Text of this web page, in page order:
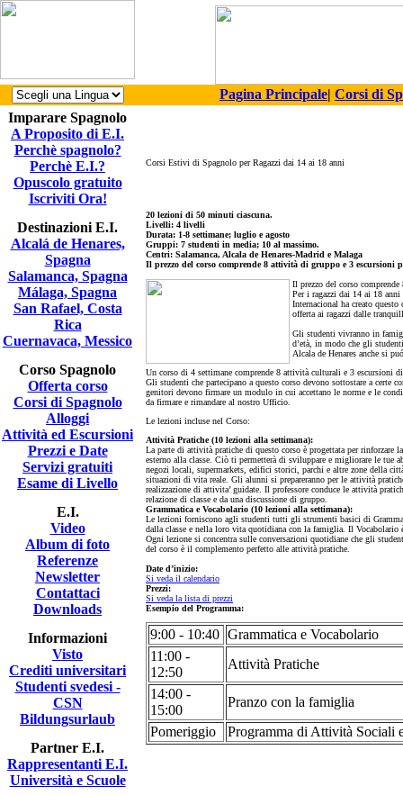
Pagina Principale| Corsi di
Imparare Spagnolo
A Proposito di E.I.
Perchè spagnolo?
Perchè E.I.?
Opuscolo gratuito
Iscriviti Ora!
Destinazioni E.I.
Alcalá de Henares,
Spagna
Salamanca, Spagna
Málaga, Spagna
San Rafael, Costa
Rica
Cuernavaca, Messico
Corso Spagnolo
Offerta corso
Corsi di Spagnolo
Alloggi
Attività ed Escursioni
Prezzi e Date
Servizi gratuiti
Esame di Livello
E.I.
Video
Album di foto
Referenze
Newsletter
Contattaci
Downloads
Informazioni
Visto
Crediti universitari
Studenti svedesi -
CSN
Bildungsurlaub
Partner E.I.
Rappresentanti E.I.
Università e Scuole
Corsi Estivi di Spagnolo per Ragazzi dai 14 ai 18 anni
20 lezioni di 50 minuti ciascuna.
Livelli: 4 livelli
Durata: 1-8 settimane; luglio e agosto
Gruppi: 7 studenti in media; 10 al massimo.
Centri: Salamanca, Alcala de Henares-Madrid e Malaga
Il prezzo del corso comprende 8 attività di gruppo e 3 escursioni
Il prezzo del corso
Per i ragazzi dai 14 ai 18
Internacional ha creato
offerta ai ragazzi dalle
Gli studenti vivranno in
d’età, in modo che gli
Alcala de Henares anche si
Un corso di 4 settimane comprende 8 attività culturali e 3 escursioni
Gli studenti che partecipano a questo corso devono sottostare a
genitori devono firmare un modulo in cui accettano le norme e le
da firmare e rimandare al nostro Ufficio.
Le lezioni incluse nel Corso:
Attività Pratiche (10 lezioni alla settimana):
La parte di attività pratiche di questo corso è progettata per
esterno alla classe. Ciò ti permetterà di sviluppare e migliorare le
negozi locali, supermarkets, edifici storici, parchi e altre zone della
situazioni di vita reale. Gli alunni si prepareranno per le attività
realizzazione di attivita’ guidate. Il professore conduce le attività
relazione di classe e da una discussione di gruppo.
Grammatica e Vocabolario (10 lezioni alla settimana):
Le lezioni forniscono agli studenti tutti gli strumenti basici di
dalla classe e nella loro vita quotidiana con la famiglia. Il Vocabolario
Ogni lezione si concentra sulle conversazioni quotidiane che gli
del corso è il complemento perfetto alle attività pratiche.
Date d’inizio:
Si veda il calendario
Prezzi:
Si veda la lista di prezzi
Esempio del Programma:
9:00 - 10:40 Grammatica e Vocabolario
11:00 -
12:50
Attività Pratiche
14:00 -
15:00
Pranzo con la famiglia
Pomeriggio
Programma di Attività Sociali